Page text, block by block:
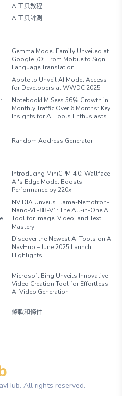
AI工具教程
AI工具評測
Gemma Model Family Unveiled at
Google I/O: From Mobile to Sign
Language Translation
Apple to Unveil AI Model Access
for Developers at WWDC 2025
NotebookLM Sees 56% Growth in
Monthly Traffic Over 6 Months: Key
Insights for AI Tools Enthusiasts
Random Address Generator
Introducing MiniCPM 4.0: Wallface
AI's Edge Model Boosts
Performance by 220x
NVIDIA Unveils Llama-Nemotron-
Nano-VL-8B-V1: The All-in-One AI
Tool for Image, Video, and Text
Mastery
Discover the Newest AI Tools on AI
NavHub – June 2025 Launch
Highlights
Microsoft Bing Unveils Innovative
Video Creation Tool for Effortless
AI Video Generation
條款和條件
All rights reserved.